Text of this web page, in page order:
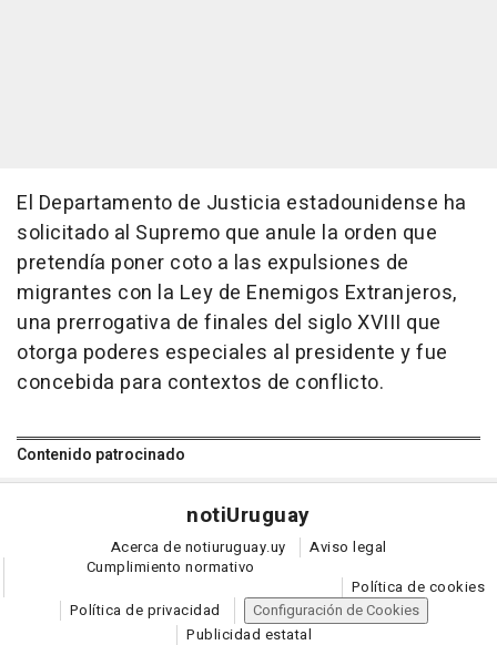
El Departamento de Justicia estadounidense ha
solicitado al Supremo que anule la orden que
pretendía poner coto a las expulsiones de
migrantes con la Ley de Enemigos Extranjeros,
una prerrogativa de finales del siglo XVIII que
otorga poderes especiales al presidente y fue
concebida para contextos de conflicto.
Contenido patrocinado
notiUruguay
Acerca de notiuruguay.uy
Aviso legal
Cumplimiento normativo
Política de cookies
Política de privacidad
Configuración de Cookies
Publicidad estatal